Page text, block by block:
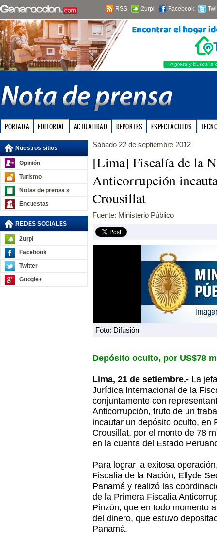
RSS 2urpi Facebook
PORTADA EDITORIAL ACTUALIDAD DEPORTES ESPECTÁCULOS
Nuestros sitios
Opinión
Turismo
Notas de prensa »
Encuestas
REDES SOCIALES
2urpi
Facebook
Twitter
Google+
Sábado 22 de septiembre 2012
[Lima] Fiscalía de la
Anticorrupción
Crousillat
Fuente: Ministerio Público
Foto: Difusión
Depósito oculto, por US$78
Lima, 21 de setiembre.- La
Jurídica Internacional de la
conjuntamente con
Anticorrupción, fruto de un
incautar un depósito oculto, en
Crousillat, por el monto de 78
en la cuenta del Estado
Para lograr la exitosa
Fiscalía de la Nación, Ellyde
Panamá y realizó las
de la Primera Fiscalía
Pinzón, que en todo momento
del dinero, que estuvo
Panamá.